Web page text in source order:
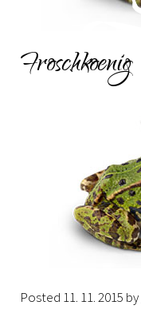
Froschkoenig
Posted 11. 11. 2015 by